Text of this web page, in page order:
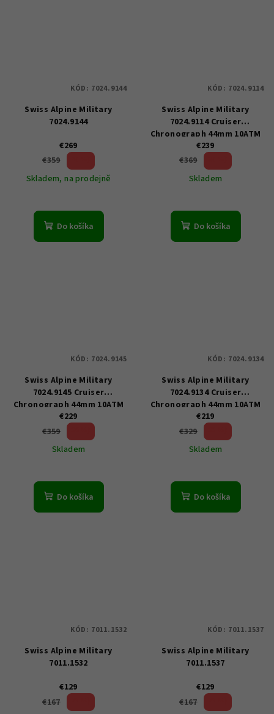
Swiss Alpine Military
7024.9144
€269
€359
Skladem, na prodejně
Do košíka
KÓD: 7024.9144
Swiss Alpine Military
7024.9114 Cruiser
Chronograph 44mm 10ATM
€239
€369
Skladem
Do košíka
KÓD: 7024.9114
Swiss Alpine Military
7024.9145 Cruiser
Chronograph 44mm 10ATM
€229
€359
Skladem
Do košíka
KÓD: 7024.9145
Swiss Alpine Military
7024.9134 Cruiser
Chronograph 44mm 10ATM
€219
€329
Skladem
Do košíka
KÓD: 7024.9134
Swiss Alpine Military
7011.1532
€129
€167
KÓD: 7011.1532
Swiss Alpine Military
7011.1537
€129
€167
KÓD: 7011.1537